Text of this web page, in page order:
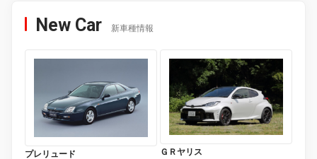
New Car 新車種情報
プレリュード ＧＲヤリス